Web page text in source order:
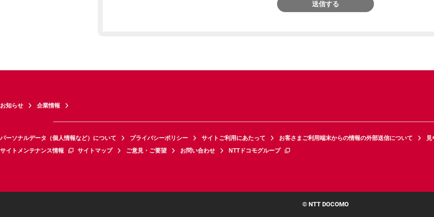
送信する
お知らせ 企業情報
パーソナルデータ（個人情報など）について プライバシーポリシー サイトご利用にあたって お客さまご利用端末からの情報の外部送信について
見
サイトメンテナンス情報
サイトマップ ご意見・ご要望 お問い合わせ NTTドコモグループ
© NTT DOCOMO